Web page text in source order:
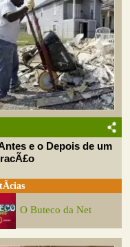
e o Depois de um
O Buteco da Net